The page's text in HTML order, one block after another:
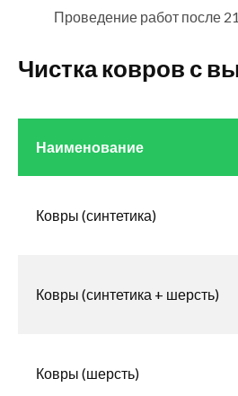
Проведение работ после
Чистка ковров с
Наименование
Ковры (синтетика)
Ковры (синтетика + шерсть)
Ковры (шерсть)